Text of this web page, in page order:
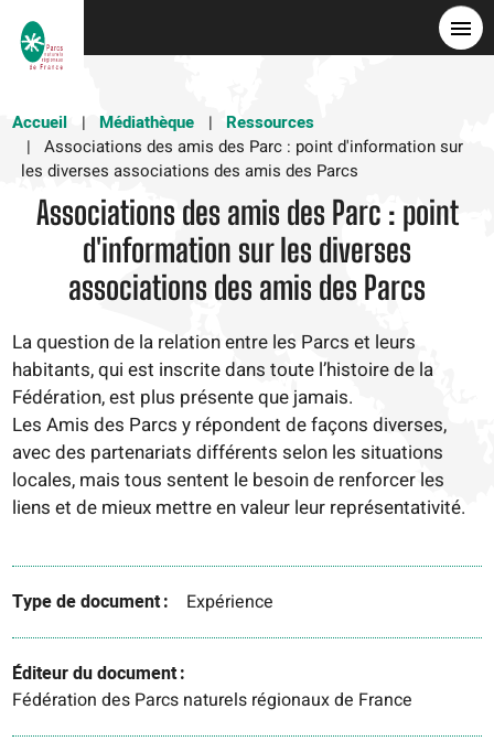
Accueil
Médiathèque
Ressources
Associations des amis des Parc : point d'information sur
les diverses associations des amis des Parcs
Associations des amis des Parc : point
d'information sur les diverses
associations des amis des Parcs
La question de la relation entre les Parcs et leurs
habitants, qui est inscrite dans toute l’histoire de la
Fédération, est plus présente que jamais.
Les Amis des Parcs y répondent de façons diverses,
avec des partenariats différents selon les situations
locales, mais tous sentent le besoin de renforcer les
liens et de mieux mettre en valeur leur représentativité.
Type de document Expérience
Éditeur du document
Fédération des Parcs naturels régionaux de France